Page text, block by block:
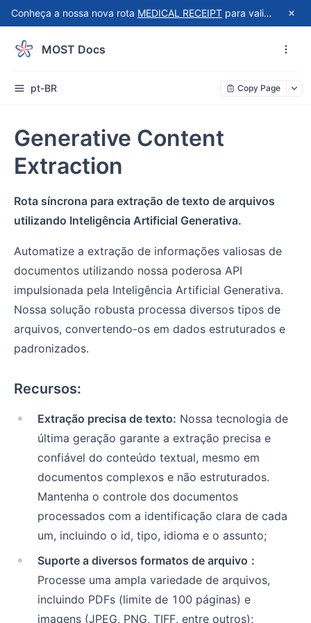
Conheça a nossa nova rota MEDICAL RECEIPT para validação automatizada de recibos do Receita Saúde!
MOST Docs
pt-BR Copy Page
Generative Content
Extraction
Rota síncrona para extração de texto de arquivos
utilizando Inteligência Artificial Generativa.
Automatize a extração de informações valiosas de
documentos utilizando nossa poderosa API
impulsionada pela Inteligência Artificial Generativa.
Nossa solução robusta processa diversos tipos de
arquivos, convertendo-os em dados estruturados e
padronizados.
Recursos:
Extração precisa de texto: Nossa tecnologia de
última geração garante a extração precisa e
confiável do conteúdo textual, mesmo em
documentos complexos e não estruturados.
Mantenha o controle dos documentos
processados com a identificação clara de cada
um, incluindo o id, tipo, idioma e o assunto;
Suporte a diversos formatos de arquivo :
Processe uma ampla variedade de arquivos,
incluindo PDFs (limite de 100 páginas) e
imagens (JPEG, PNG, TIFF, entre outros);